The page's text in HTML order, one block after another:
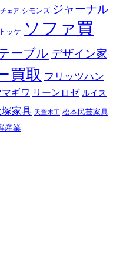
ェア シモンズ ジャーナル
ッケ ソファ買
ーブル デザイン家
買取 フリッツハン
マギワ リーンロゼ ルイス
塚家具 天童木工 松本民芸家具
産業